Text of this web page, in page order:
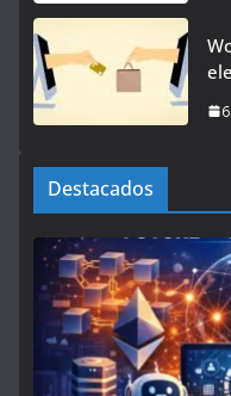
Destacados